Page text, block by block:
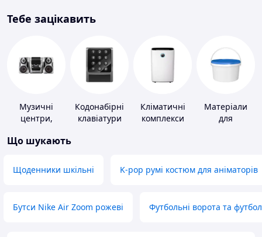
Тебе зацікавить
Музичні
центри,
Кодонабірні
клавіатури
Кліматичні
комплекси
Матеріали
для
Що шукають
Щоденники шкільні K-pop румі костюм для аніматорів
Бутси Nike Air Zoom рожеві Футбольні ворота та